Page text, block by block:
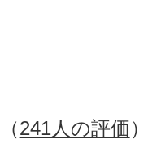
（241人の評価